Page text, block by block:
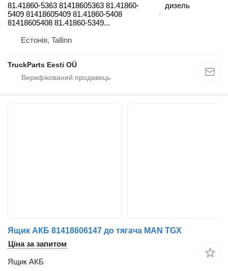
81.41860-5363 81418605363 81.41860-
5409 81418605409 81.41860-5408
81418605408 81.41860-5349...
дизель
Естонія, Tallinn
TruckParts Eesti OÜ
Ящик АКБ 81418606147 до тягача MAN TGX
Ціна за запитом
Ящик АКБ